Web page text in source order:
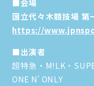
■会場
国立代々木競技場 第
https://
■出演者
超特急・M!LK・
ONE N’ ONLY